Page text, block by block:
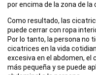
por encima de la zona de la
Como resultado, las
puede cerrar con ropa
Por lo tanto, la persona no
cicatrices en la vida
excesiva en el abdomen, el
más pequeña y se puede